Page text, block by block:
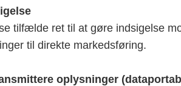
tilfælde ret til at gøre indsigelse
til direkte markedsføring.
oplysninger